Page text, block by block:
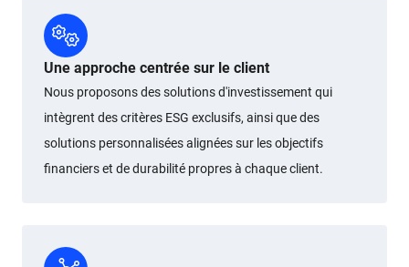
Une approche centrée sur le client
Nous proposons des solutions d'investissement qui
intègrent des critères ESG exclusifs, ainsi que des
solutions personnalisées alignées sur les objectifs
financiers et de durabilité propres à chaque client.